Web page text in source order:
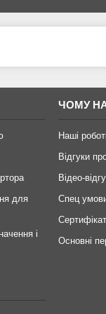
для
і
ЧОМУ
Наші
Відгуки
Відео-
Спец
Основні